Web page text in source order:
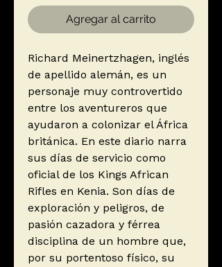
Agregar al carrito
Richard Meinertzhagen, inglés
de apellido alemán, es un
personaje muy controvertido
entre los aventureros que
ayudaron a colonizar el África
británica. En este diario narra
sus días de servicio como
oficial de los Kings African
Rifles en Kenia. Son días de
exploración y peligros, de
pasión cazadora y férrea
disciplina de un hombre que,
por su portentoso físico, su